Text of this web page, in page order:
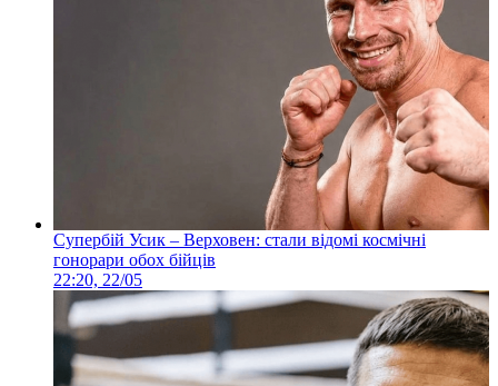
Супербій Усик – Верховен: стали відомі космічні
гонорари обох бійців
22:20, 22/05